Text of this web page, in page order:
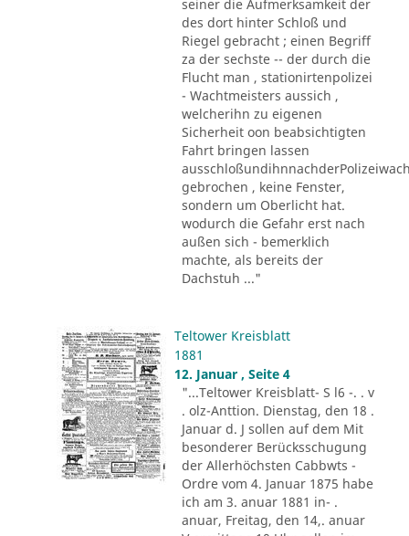
seiner die Aufmerksamkeit der
des dort hinter Schloß und
Riegel gebracht ; einen Begriff
za der sechste -- der durch die
Flucht man , stationirtenpolizei
- Wachtmeisters aussich ,
welcherihn zu eigenen
Sicherheit oon beabsichtigten
Fahrt bringen lassen
gebrochen , keine Fenster,
sondern um Oberlicht hat.
wodurch die Gefahr erst nach
außen sich - bemerklich
machte, als bereits der
Dachstuh ..."
Teltower Kreisblatt
1881
12. Januar , Seite 4
"...Teltower Kreisblatt- S l6 -. . v
. olz-Anttion. Dienstag, den 18 .
Januar d. J sollen auf dem Mit
besonderer Berücksschugung
der Allerhöchsten Cabbwts -
Ordre vom 4. Januar 1875 habe
ich am 3. anuar 1881 in- .
anuar, Freitag, den 14,. anuar